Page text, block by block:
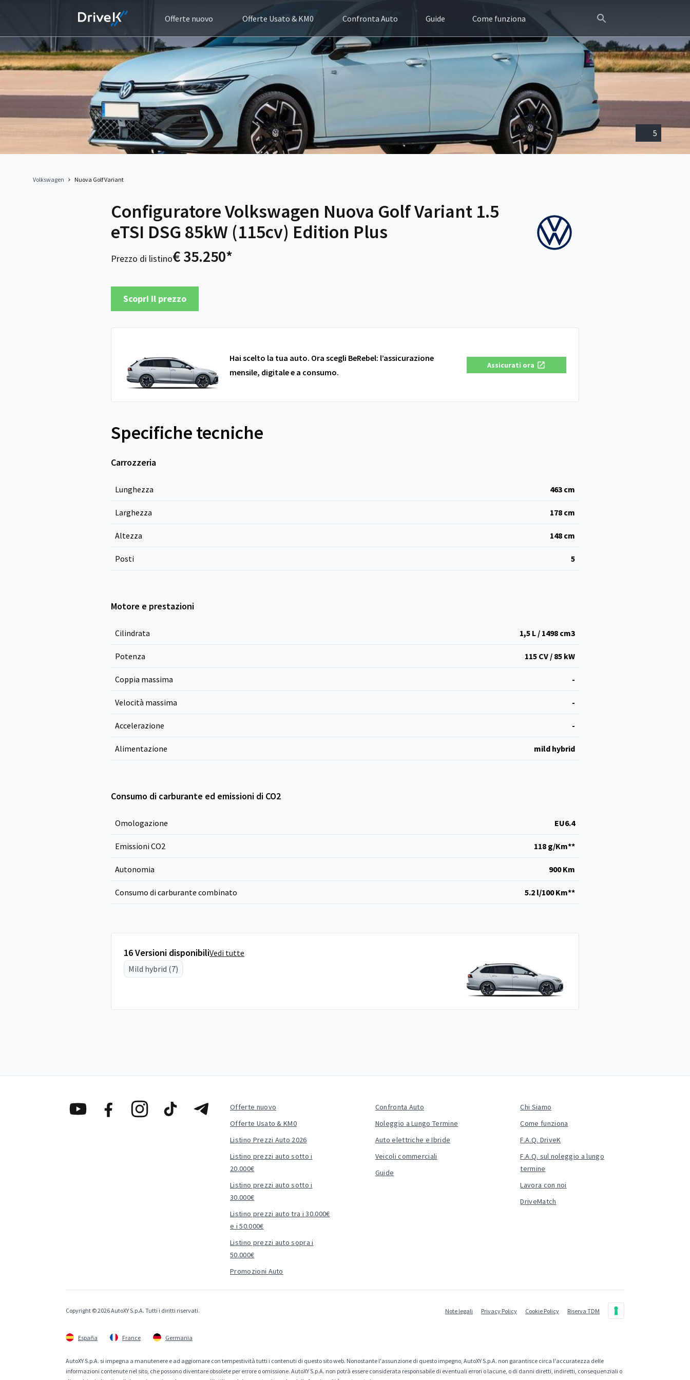
Offerte nuovo Offerte Usato & KM0 Confronta Auto Guide Come funziona
5
Volkswagen Nuova Golf Variant
Configuratore Volkswagen Nuova Golf Variant 1.5
eTSI DSG 85kW (115cv) Edition Plus
Prezzo di listino€ 35.250*
Scopri il prezzo
Hai scelto la tua auto. Ora scegli BeRebel: l’assicurazione
mensile, digitale e a consumo.
Assicurati ora
Specifiche tecniche
Carrozzeria
Lunghezza 463 cm
Larghezza 178 cm
Altezza 148 cm
Posti 5
Motore e prestazioni
Cilindrata 1,5 L / 1498 cm3
Potenza 115 CV / 85 kW
Coppia massima -
Velocità massima -
Accelerazione -
Alimentazione mild hybrid
Consumo di carburante ed emissioni di CO2
Omologazione EU6.4
Emissioni CO2 118 g/Km**
Autonomia 900 Km
Consumo di carburante combinato 5.2 l/100 Km**
16 Versioni disponibiliVedi tutte
Mild hybrid (7)
Offerte nuovo
Offerte Usato & KM0
Listino Prezzi Auto 2026
Listino prezzi auto sotto i
20.000€
Listino prezzi auto sotto i
30.000€
Listino prezzi auto tra i 30.000€
e i 50.000€
Listino prezzi auto sopra i
50.000€
Promozioni Auto
Confronta Auto
Noleggio a Lungo Termine
Auto elettriche e Ibride
Veicoli commerciali
Guide
Chi Siamo
Come funziona
F.A.Q. DriveK
F.A.Q. sul noleggio a lungo
termine
Lavora con noi
DriveMatch
Copyright © 2026 AutoXY S.p.A. Tutti i diritti riservati. Note legali Privacy Policy Cookie Policy Riserva TDM
España France Germania
AutoXY S.p.A. si impegna a manutenere e ad aggiornare con tempestività tutti i contenuti di questo sito web. Nonostante l'assunzione di questo impegno, AutoXY S.p.A. non garantisce circa l'accuratezza delle
informazioni contenute nel sito, che possono diventare obsolete per errore o omissione. AutoXY S.p.A. non potrà essere considerata responsabile di eventuali errori o lacune, o di danni diretti, indiretti, consequenziali o